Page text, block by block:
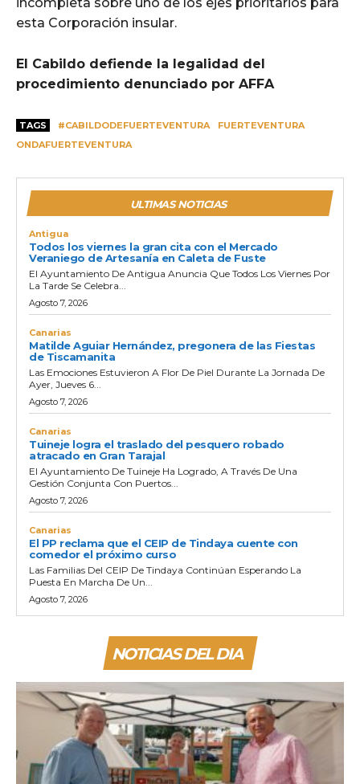
esta Corporación insular.
El Cabildo defiende la legalidad del
procedimiento denunciado por AFFA
TAGS #CABILDODEFUERTEVENTURA
FUERTEVENTURA
ONDAFUERTEVENTURA
ULTIMAS NOTICIAS
Antigua
Todos los viernes la gran cita con el Mercado
Veraniego de Artesanía en Caleta de Fuste
El Ayuntamiento De Antigua Anuncia Que Todos Los Viernes Por
La Tarde Se Celebra...
Agosto 7, 2026
Canarias
Matilde Aguiar Hernández, pregonera de las Fiestas
de Tiscamanita
Las Emociones Estuvieron A Flor De Piel Durante La Jornada De
Ayer, Jueves 6...
Agosto 7, 2026
Canarias
Tuineje logra el traslado del pesquero robado
atracado en Gran Tarajal
El Ayuntamiento De Tuineje Ha Logrado, A Través De Una
Gestión Conjunta Con Puertos...
Agosto 7, 2026
Canarias
El PP reclama que el CEIP de Tindaya cuente con
comedor el próximo curso
Las Familias Del CEIP De Tindaya Continúan Esperando La
Puesta En Marcha De Un...
Agosto 7, 2026
NOTICIAS DEL DIA